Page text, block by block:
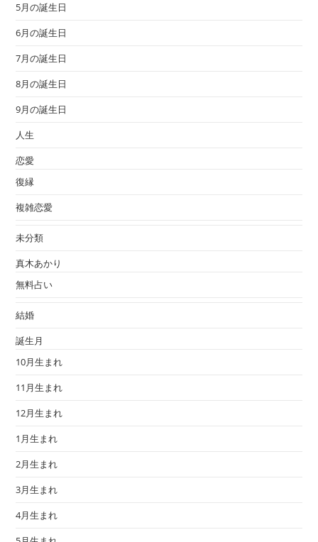
5月の誕生日
6月の誕生日
7月の誕生日
8月の誕生日
9月の誕生日
人生
恋愛
復縁
複雑恋愛
未分類
真木あかり
無料占い
結婚
誕生月
10月生まれ
11月生まれ
12月生まれ
1月生まれ
2月生まれ
3月生まれ
4月生まれ